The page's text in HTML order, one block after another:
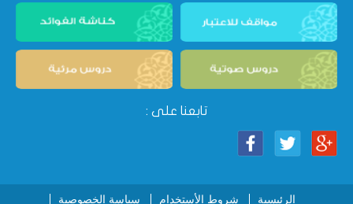
تابعنا على :
الرئيسية شروط الأستخدام سياسة الخصوصية